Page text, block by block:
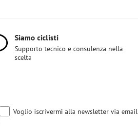
Siamo ciclisti
Supporto tecnico e consulenza nella
scelta
Voglio iscrivermi alla newsletter via email